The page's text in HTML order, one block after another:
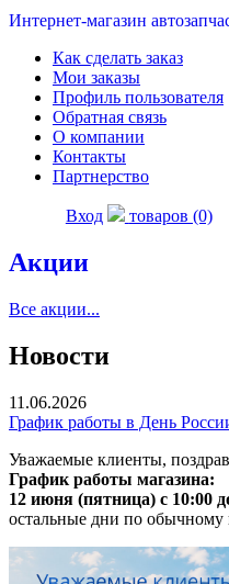
Интернет-магазин
Как сделать заказ
Мои заказы
Профиль пользователя
Обратная связь
О компании
Контакты
Партнерство
Вход товаров (0)
Акции
Все акции...
Новости
11.06.2026
График работы в День
Уважаемые клиенты,
График работы магазина:
12 июня (пятница) с 10:00
остальные дни по обычному